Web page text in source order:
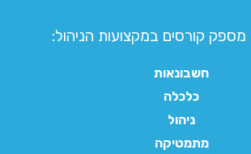
קורסים במקצועות הניהול:
חשבונאות
כלכלה
ניהול
מתמטיקה